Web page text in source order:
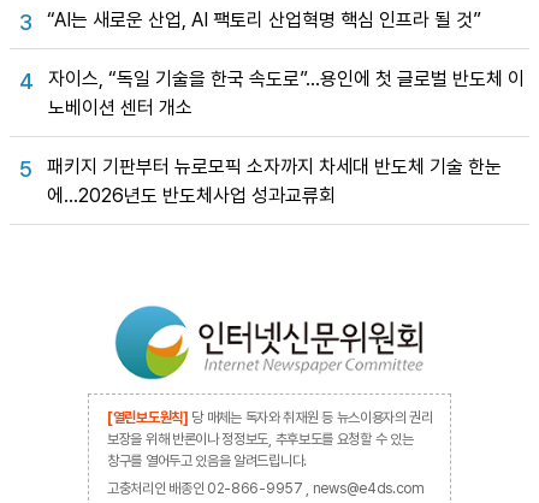
3 “AI는 새로운 산업, AI 팩토리 산업혁명 핵심 인프라 될 것”
4
자이스, “독일 기술을 한국 속도로”…용인에 첫 글로벌 반도체 이
노베이션 센터 개소
5
패키지 기판부터 뉴로모픽 소자까지 차세대 반도체 기술 한눈
에…2026년도 반도체사업 성과교류회
[열린보도원칙] 당 매체는 독자와 취재원 등 뉴스이용자의 권리
보장을 위해 반론이나 정정보도, 추후보도를 요청할 수 있는
창구를 열어두고 있음을 알려드립니다.
고충처리인 배종인 02-866-9957 , news@e4ds.com